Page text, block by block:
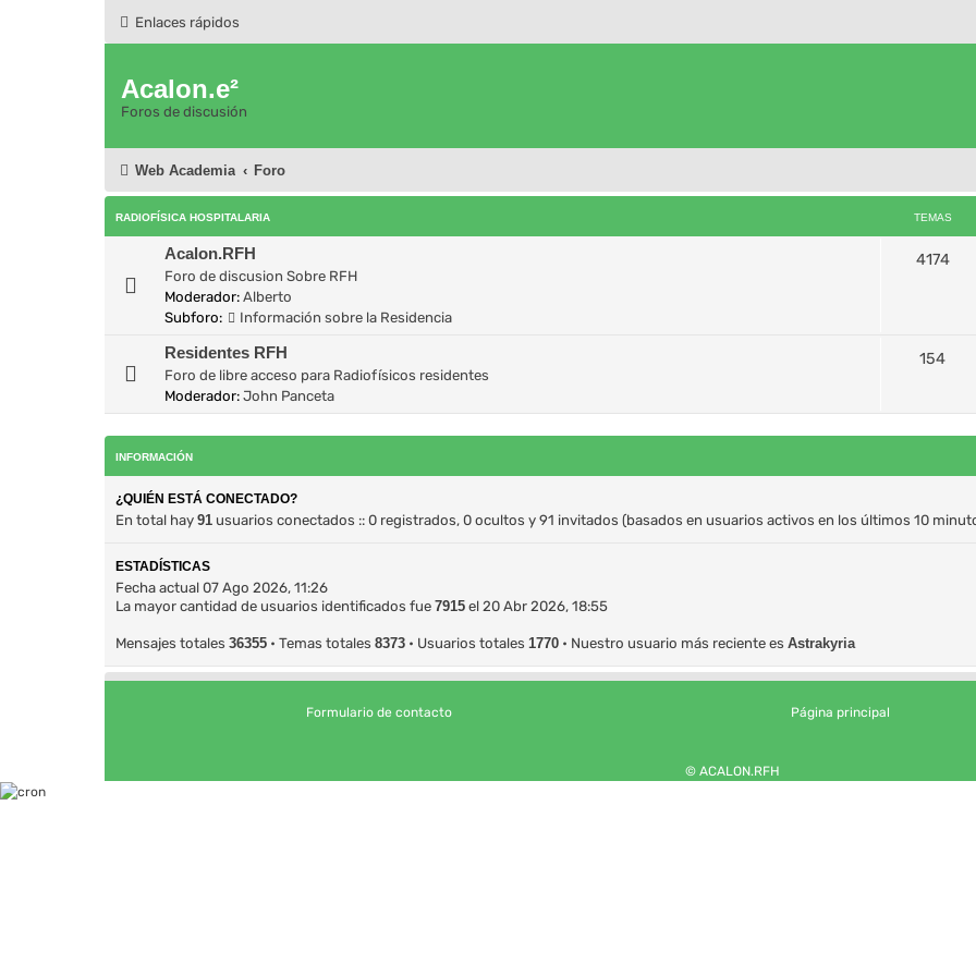
Enlaces rápidos
Acalon.e²
Foros de discusión
Web Academia Foro
RADIOFÍSICA HOSPITALARIA TEMAS
Acalon.RFH
Foro de discusion Sobre RFH
Moderador: Alberto
Subforo:
Información sobre la Residencia
4174
Residentes RFH
Foro de libre acceso para Radiofísicos residentes
Moderador: John Panceta
154
INFORMACIÓN
¿QUIÉN ESTÁ CONECTADO?
En total hay 91 usuarios conectados :: 0 registrados, 0 ocultos y 91 invitados (basados en usuarios activos en los últimos 10
ESTADÍSTICAS
Fecha actual 07 Ago 2026, 11:26
La mayor cantidad de usuarios identificados fue 7915 el 20 Abr 2026, 18:55
Mensajes totales 36355 • Temas totales 8373 • Usuarios totales 1770 • Nuestro usuario más reciente es Astrakyria
Formulario de contacto Página principal
© ACALON.RFH